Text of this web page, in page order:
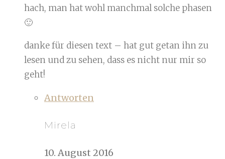
hach, man hat wohl manchmal solche phasen
🙂
danke für diesen text – hat gut getan ihn zu
lesen und zu sehen, dass es nicht nur mir so
geht!
Antworten
Mirela
10. August 2016